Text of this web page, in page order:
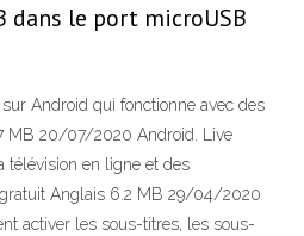
dans le port microUSB
Android qui fonctionne avec des
MB 20/07/2020 Android. Live
télévision en ligne et des
Anglais 6.2 MB 29/04/2020
activer les sous-titres, les sous-